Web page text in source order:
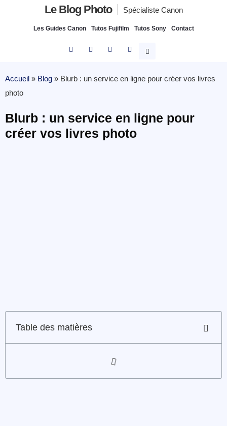
Le Blog Photo Spécialiste Canon
Les Guides Canon Tutos Fujifilm Tutos Sony Contact
Accueil » Blog » Blurb : un service en ligne pour créer vos livres
photo
Blurb : un service en ligne pour
créer vos livres photo
Table des matières